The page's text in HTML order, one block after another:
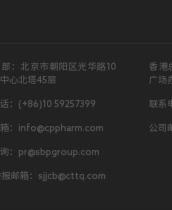
：北京市朝阳区光华路10
心北塔45层
：(+86)10 59257399
：info@cppharm.com
：pr@sbpgroup.com
香港
广场
联系
公司
报邮箱：sjjcb@cttq.com